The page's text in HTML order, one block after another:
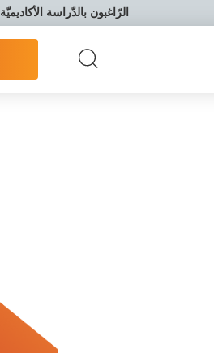
الرّاغبون بالدّراسة الأكاديميّة